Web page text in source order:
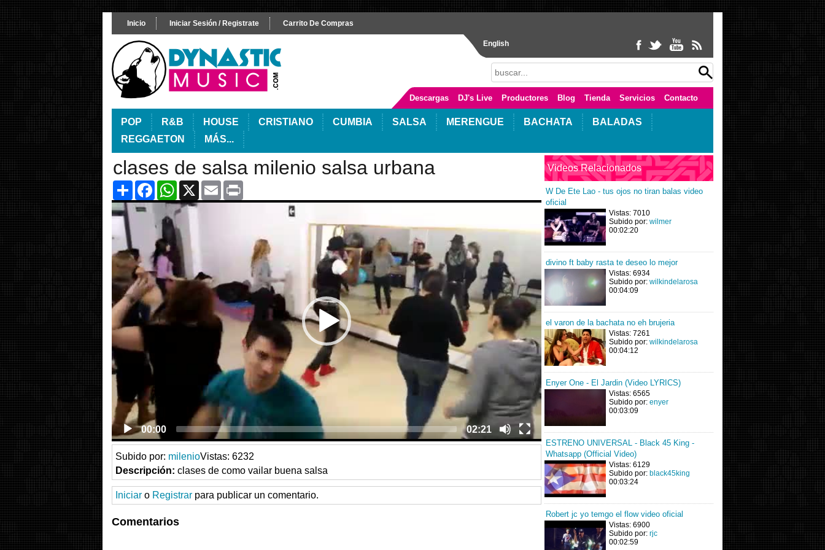
Inicio Iniciar Sesión / Registrate Carrito De Compras
English
Descargas DJ's Live Productores Blog Tienda Servicios Contacto
POP R&B HOUSE CRISTIANO CUMBIA SALSA MERENGUE BACHATA
BALADAS
REGGAETON
MÁS...
clases de salsa milenio salsa urbana
ShareFacebookWhatsApp
X Email
Video
Player
00:00 02:21
Subido por: milenioVistas: 6232
Descripción: clases de como vailar buena salsa
Iniciar o Registrar para publicar un comentario.
Comentarios
Videos Relacionados
W De Ete Lao - tus ojos no tiran balas video
oficial
Vistas: 7010
Subido por: wilmer
00:02:20
divino ft baby rasta te deseo lo mejor
Vistas: 6934
Subido por: wilkindelarosa
00:04:09
el varon de la bachata no eh brujeria
Vistas: 7261
Subido por: wilkindelarosa
00:04:12
Enyer One - El Jardin (Video LYRICS)
Vistas: 6565
Subido por: enyer
00:03:09
ESTRENO UNIVERSAL - Black 45 King -
Whatsapp (Official Video)
Vistas: 6129
Subido por: black45king
00:03:24
Robert jc yo temgo el flow video oficial
Vistas: 6900
Subido por: rjc
00:02:59